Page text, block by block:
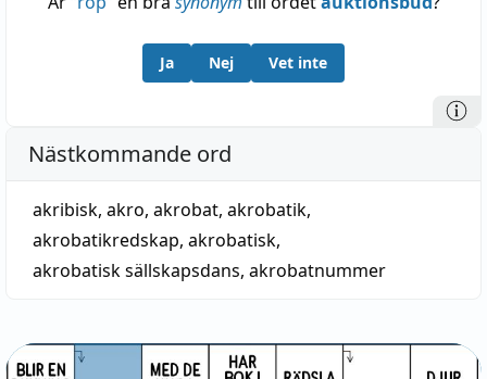
Ja Nej Vet inte
Nästkommande ord
akribisk, akro, akrobat, akrobatik,
akrobatikredskap, akrobatisk,
akrobatisk sällskapsdans, akrobatnummer